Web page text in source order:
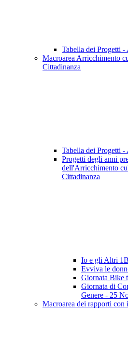
Tabella dei Progetti -
Macroarea Arricchimento
Cittadinanza
Tabella dei Progetti -
Progetti degli anni
dell'Arricchimento
Cittadinanza
Io e gli Altri
Evviva le
Giornata Bike
Giornata di
Genere - 25
Macroarea dei rapporti